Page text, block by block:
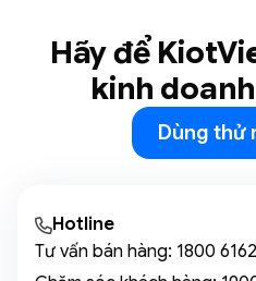
Hãy để
kinh
Dùng thử
Hotline
Tư vấn bán hàng: 1800 6162